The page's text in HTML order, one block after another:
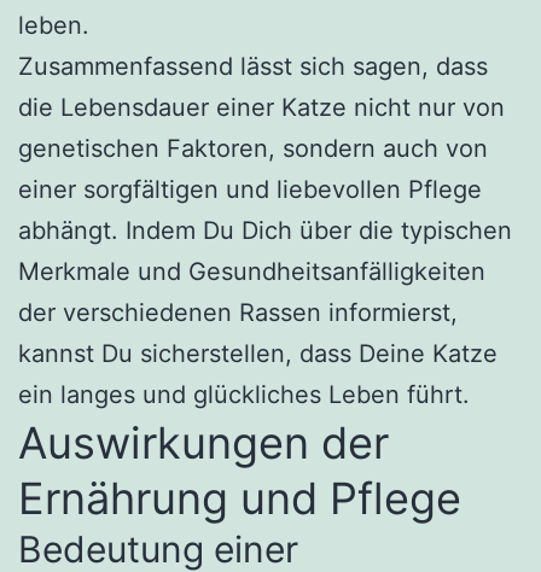
leben.
Zusammenfassend lässt sich sagen, dass
die Lebensdauer einer Katze nicht nur von
genetischen Faktoren, sondern auch von
einer sorgfältigen und liebevollen Pflege
abhängt. Indem Du Dich über die typischen
Merkmale und Gesundheitsanfälligkeiten
der verschiedenen Rassen informierst,
kannst Du sicherstellen, dass Deine Katze
ein langes und glückliches Leben führt.
Auswirkungen der
Ernährung und Pflege
Bedeutung einer